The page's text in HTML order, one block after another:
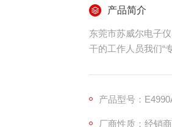
产品简介
东莞市苏威尔电子
干的工作人员我们“
（选件 E4991A-001
产品型号：
厂商性质：经销商